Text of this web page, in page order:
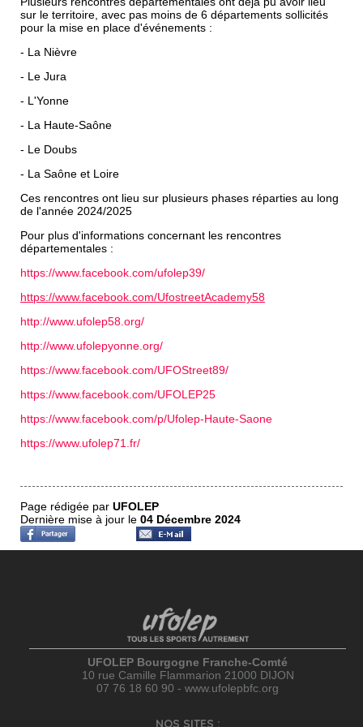
sur le territoire, avec pas moins de 6 départements sollicités
pour la mise en place d'événements :
- La Nièvre
- Le Jura
- L'Yonne
- La Haute-Saône
- Le Doubs
- La Saône et Loire
Ces rencontres ont lieu sur plusieurs phases réparties au long
de l'année 2024/2025
Pour plus d'informations concernant les rencontres
départementales :
https://www.facebook.com/ufolep39/
https://www.facebook.com/UfostreetAcademy58
http://www.ufolep58.org/
http://www.ufolepyonne.org/
https://www.facebook.com/UFOStreet89/
https://www.facebook.com/UFOLEP25
https://www.facebook.com/p/Ufolep-Haute-Saone
https://www.ufolep71.fr/
Page rédigée par UFOLEP
Dernière mise à jour le 04 Décembre 2024
UFOLEP Bourgogne Franche-Comté
10 rue Camille Flammarion 21000 DIJON
07 76 18 60 90 - www.ufolepbfc.org
NOS SITES :